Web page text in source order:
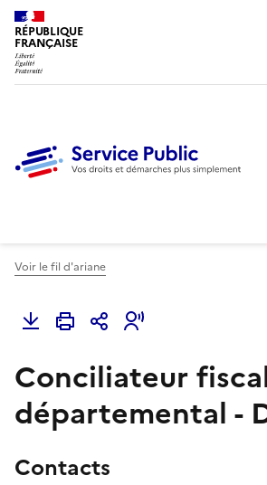
RÉPUBLIQUE
FRANÇAISE
Voir le fil d'ariane
Conciliateur
départemental -
Contacts